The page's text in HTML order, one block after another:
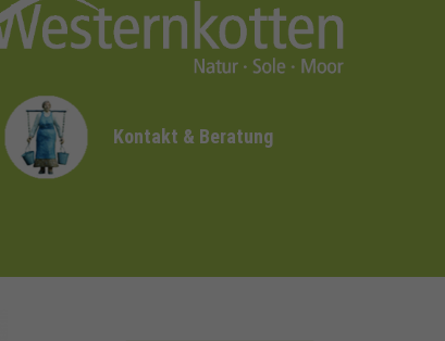
Kontakt & Beratung